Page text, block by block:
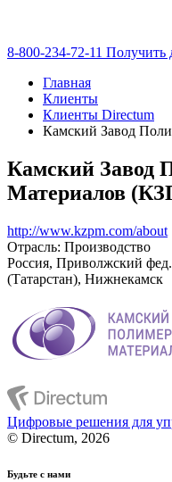
8-800-234-72-11 Получить
Главная
Клиенты
Клиенты Directum
Камский Завод
Камский Завод
Материалов
http://www.kzpm.com/about
Отрасль: Производство
Россия, Приволжский
(Татарстан), Нижнекамск
Цифровые решения для
© Directum, 2026
Будьте с нами